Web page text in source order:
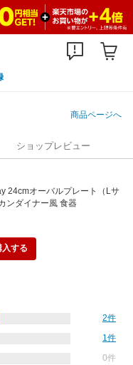
商品ページへ
ショップレビュー
24cmオーバルプレート（Lサ
ンダイナー風 食器
入する
2件
1件
0件